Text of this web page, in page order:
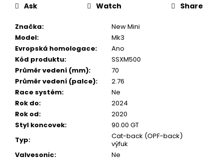
Značka:
New Mini
Model:
Mk3
Evropská homologace:
Ano
Kód produktu:
SSXM500
Průměr vedení (mm):
70
Průměr vedení (palce):
2.76
Race systém:
Ne
Rok do:
2024
Rok od:
2020
Styl koncovek:
90.00 GT
Typ:
Cat-back (OPF-back)
výfuk
Valvesonic: Ne
Ask Watch Share